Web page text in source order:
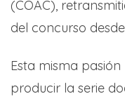
(COAC),
del concurso
Esta misma
producir la serie